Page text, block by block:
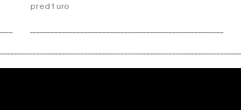
pred 1 uro